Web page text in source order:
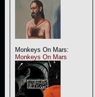
Monkeys On Mars:
Monkeys On Mars